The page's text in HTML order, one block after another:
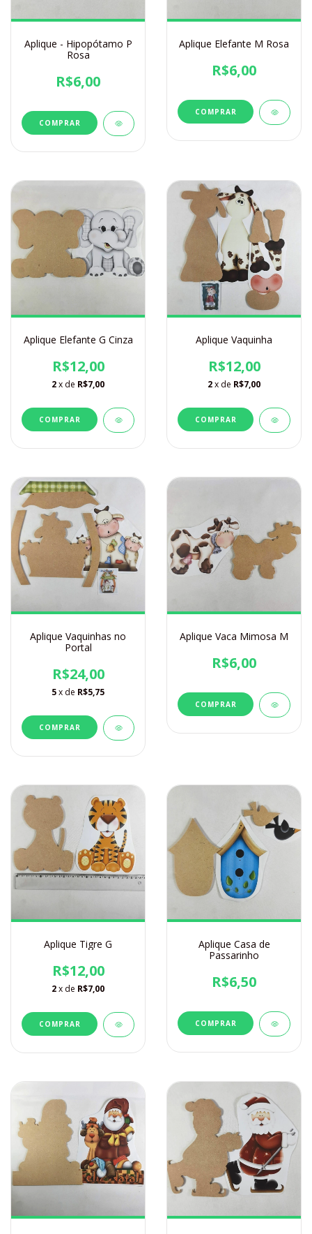
Aplique - Hipopótamo P
Rosa
R$6,00
Aplique Elefante M Rosa
R$6,00
Aplique Elefante G Cinza
R$12,00
2x de R$7,00
Aplique Vaquinha
R$12,00
2x de R$7,00
Aplique Vaquinhas no
Portal
R$24,00
5x de R$5,75
Aplique Vaca Mimosa M
R$6,00
Aplique Tigre G
R$12,00
2x de R$7,00
Aplique Casa de
Passarinho
R$6,50